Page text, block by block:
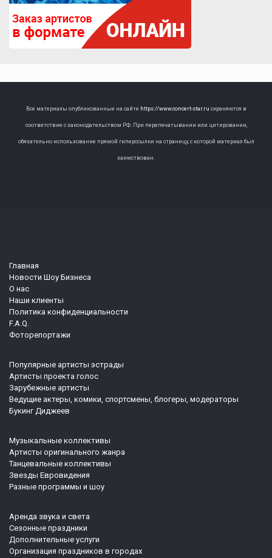
Все материалы опубликованные на сайте https://www.concert-star.ru охраняются в
соответствие с законодательством РФ. При перепечатывании или цитировании,
обязательно использование прямой гиперссылки на страницу, с которой материал был
заимствован.
Главная
Новости Шоу Бизнеса
О нас
Наши клиенты
Политика конфиденциальности
F.A.Q.
Фоторепортажи
Популярные артисты эстрады
Артисты проекта голос
Зарубежные артисты
Ведущие актеры, комики, спортсмены, блогеры, модераторы
Букинг Диджеев
Музыкальные коллективы
Артисты оригинального жанра
Танцевальные коллективы
Звезды Евровидения
Разные программы и шоу
Аренда звука и света
Сезонные праздники
Дополнительные услуги
Организация праздников в городах